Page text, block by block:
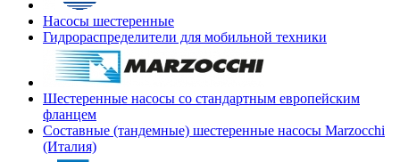
Насосы шестеренные
Гидрораспределители для мобильной техники
Шестеренные насосы со стандартным европейским
фланцем
Составные (тандемные) шестеренные насосы Marzocchi
(Италия)